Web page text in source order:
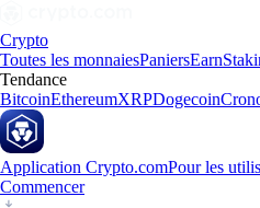
Crypto
Toutes les monnaiesPaniersEarn
Tendance
BitcoinEthereumXRPDogecoin
Application Crypto.comPour les
Commencer